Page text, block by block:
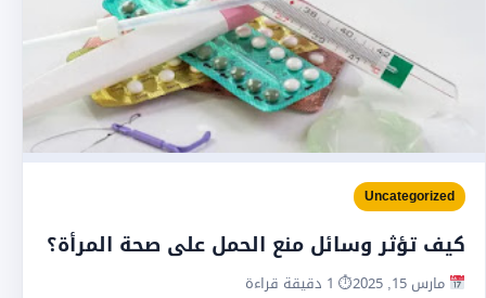
Uncategorized
كيف تؤثر وسائل منع الحمل على صحة المرأة؟
مارس 15, 2025 ⏱ 1 دقيقة قراءة